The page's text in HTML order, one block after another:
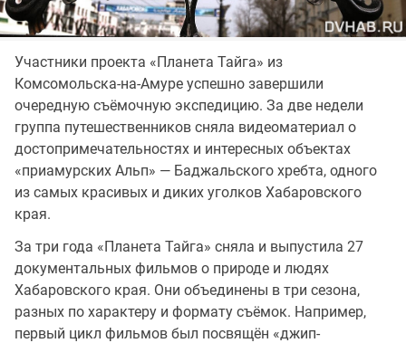
Участники проекта «Планета Тайга» из
Комсомольска-на-Амуре успешно завершили
очередную съёмочную экспедицию. За две недели
группа путешественников сняла видеоматериал о
достопримечательностях и интересных объектах
«приамурских Альп» — Баджальского хребта, одного
из самых красивых и диких уголков Хабаровского
края.
За три года «Планета Тайга» сняла и выпустила 27
документальных фильмов о природе и людях
Хабаровского края. Они объединены в три сезона,
разных по характеру и формату съёмок. Например,
первый цикл фильмов был посвящён «джип-